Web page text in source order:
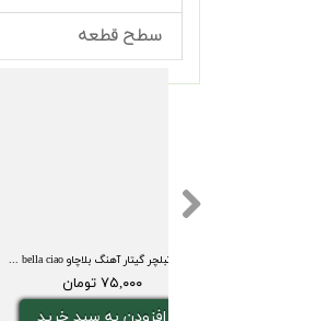
سطح قطعه
۷۵,۰۰۰ تومان